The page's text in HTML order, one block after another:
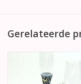
Gerelateerde